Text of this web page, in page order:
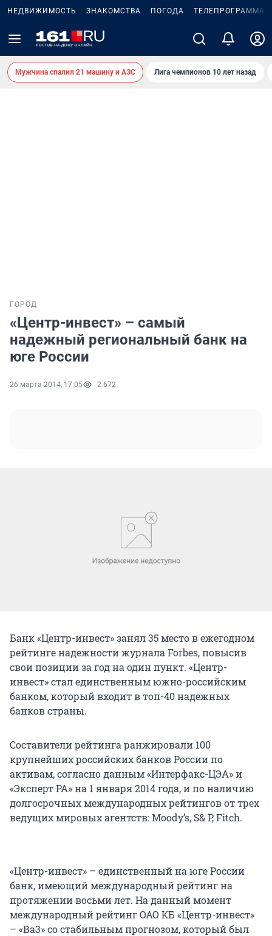
НЕДВИЖИМОСТЬ ЗНАКОМСТВА ПОГОДА ТЕЛЕПРОГРАММА
Мужчина спалил 21 машину и АЗС Лига чемпионов 10 лет назад
ГОРОД
«Центр-инвест» – самый
надежный региональный банк на
юге России
26 марта 2014, 17:05 2 672
Банк «Центр-инвест» занял 35 место в ежегодном
рейтинге надежности журнала Forbes, повысив
свои позиции за год на один пункт. «Центр-
инвест» стал единственным южно-российским
банком, который входит в топ-40 надежных
банков страны.
Составители рейтинга ранжировали 100
крупнейших российских банков России по
активам, согласно данным «Интерфакс-ЦЭА» и
«Эксперт РА» на 1 января 2014 года, и по наличию
долгосрочных международных рейтингов от трех
ведущих мировых агентств: Moody’s, S& P, Fitch.
«Центр-инвест» – единственный на юге России
банк, имеющий международный рейтинг на
протяжении восьми лет. На данный момент
международный рейтинг ОАО КБ «Центр-инвест»
– «Ва3» со стабильным прогнозом, который был